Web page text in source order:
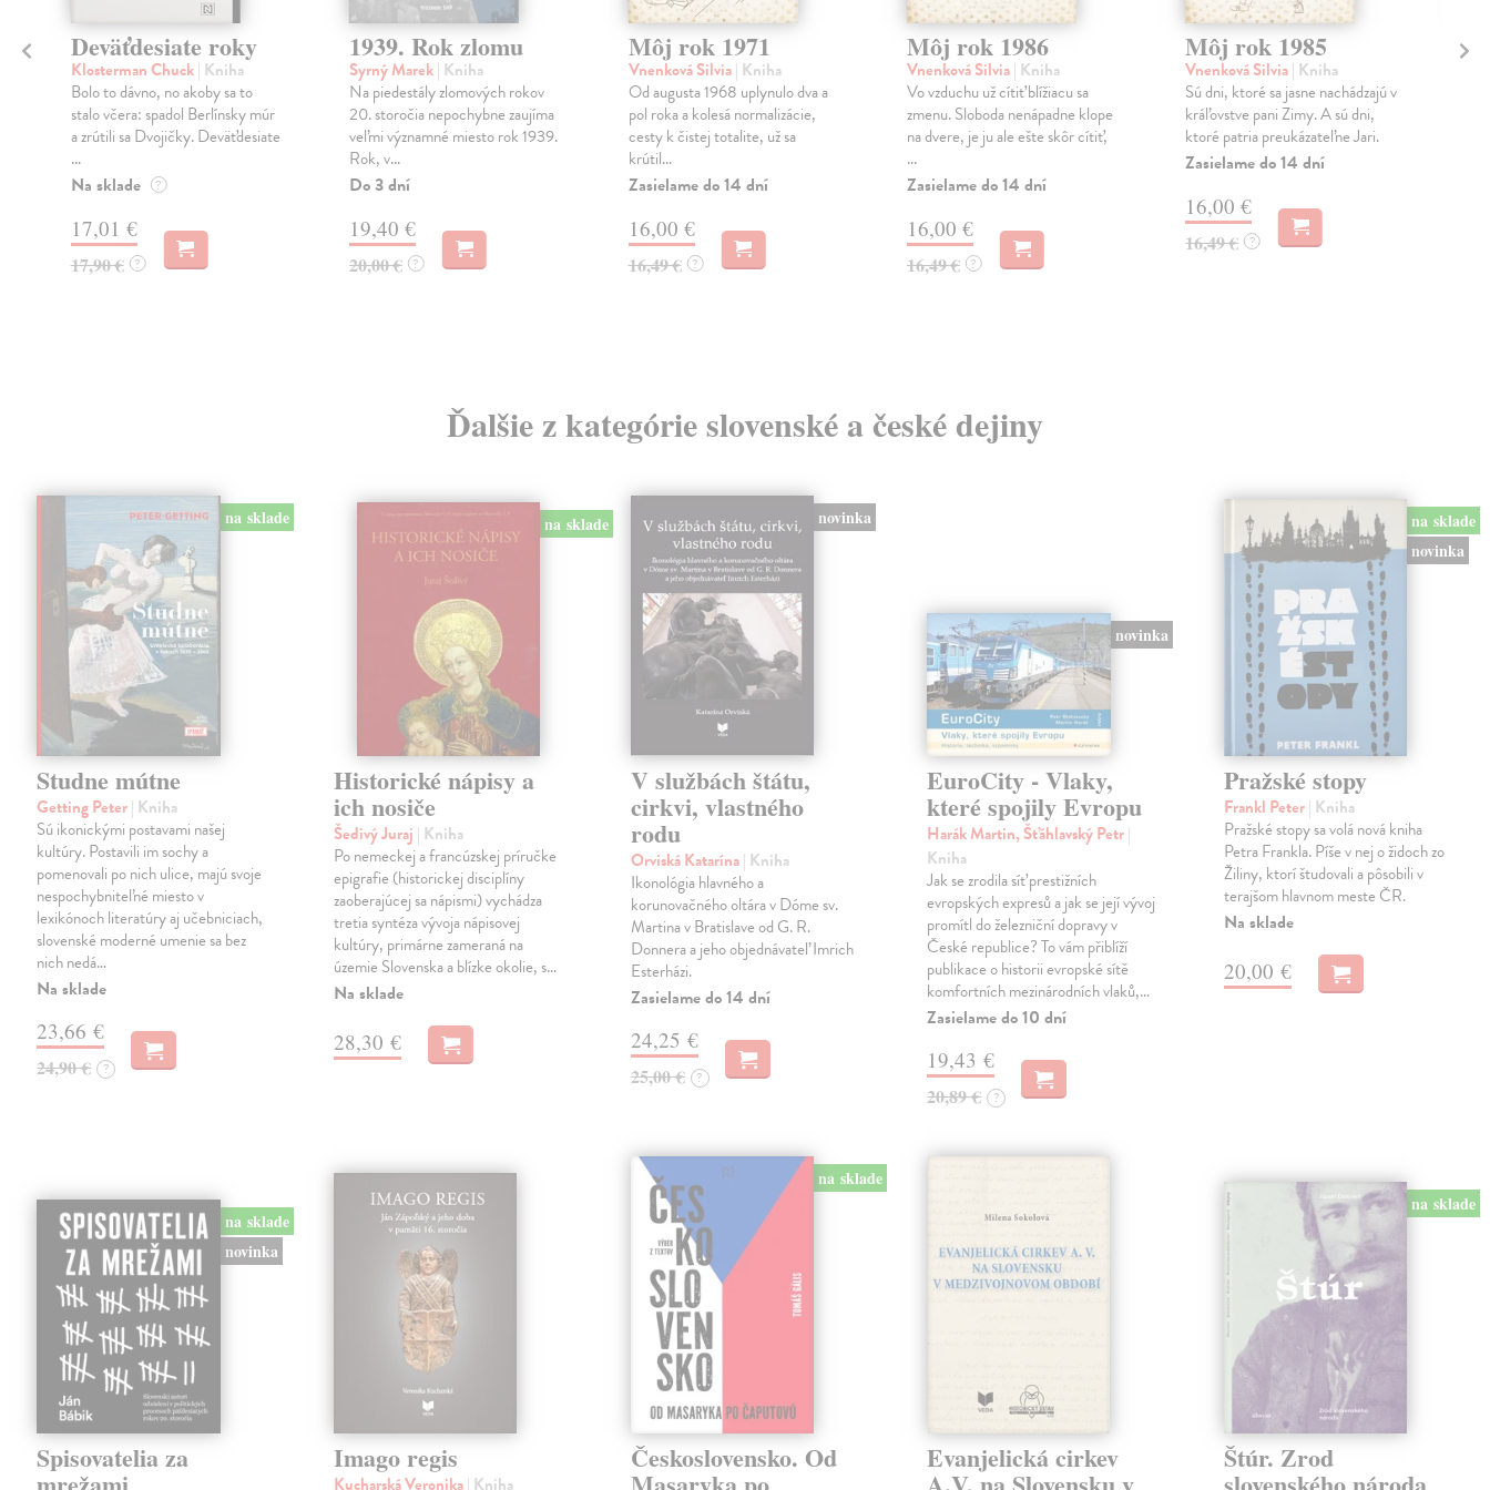
Deväťdesiate roky
Klosterman Chuck| Kniha
Bolo to dávno, no akoby sa to
stalo včera: spadol Berlínsky múr
a zrútili sa Dvojičky. Deväťdesiate
...
Na sklade ?
17,01 €
17,90 € ?
1939. Rok zlomu
Syrný Marek| Kniha
Na piedestály zlomových rokov
20. storočia nepochybne zaujíma
veľmi významné miesto rok 1939.
Rok, v...
Do 3 dní
19,40 €
20,00 € ?
Môj rok 1971
Vnenková Silvia| Kniha
Od augusta 1968 uplynulo dva a
pol roka a kolesá normalizácie,
cesty k čistej totalite, už sa
krútil...
Zasielame do 14 dní
16,00 €
16,49 € ?
Môj rok 1986
Vnenková Silvia| Kniha
Vo vzduchu už cítiť blížiacu sa
zmenu. Sloboda nenápadne klope
na dvere, je ju ale ešte skôr cítiť,
...
Zasielame do 14 dní
16,00 €
16,49 € ?
Môj rok 1985
Vnenková Silvia| Kniha
Sú dni, ktoré sa jasne nachádzajú v
kráľovstve pani Zimy. A sú dni,
ktoré patria preukázateľne Jari.
Zasielame do 14 dní
16,00 €
16,49 € ?
Ďalšie z kategórie slovenské a české dejiny
na sklade
Studne mútne
Getting Peter| Kniha
Sú ikonickými postavami našej
kultúry. Postavili im sochy a
pomenovali po nich ulice, majú svoje
nespochybniteľné miesto v
lexikónoch literatúry aj učebniciach,
slovenské moderné umenie sa bez
nich nedá…
Na sklade
23,66 €
24,90 € ?
na sklade
Historické nápisy a
ich nosiče
Šedivý Juraj | Kniha
Po nemeckej a francúzskej príručke
epigrafie (historickej disciplíny
zaoberajúcej sa nápismi) vychádza
tretia syntéza vývoja nápisovej
kultúry, primárne zameraná na
územie Slovenska a blízke okolie, s…
Na sklade
28,30 €
novinka
V službách štátu,
cirkvi, vlastného
rodu
Orviská Katarína| Kniha
Ikonológia hlavného a
korunovačného oltára v Dóme sv.
Martina v Bratislave od G. R.
Donnera a jeho objednávateľ Imrich
Esterházi.
Zasielame do 14 dní
24,25 €
25,00 € ?
novinka
EuroCity - Vlaky,
které spojily Evropu
Harák Martin, Šťáhlavský Petr|
Kniha
Jak se zrodila síť prestižních
evropských expresů a jak se její vývoj
promítl do železniční dopravy v
České republice? To vám přiblíží
publikace o historii evropské sítě
komfortních mezinárodních vlaků,…
Zasielame do 10 dní
19,43 €
20,89 € ?
na sklade
novinka
Pražské stopy
Frankl Peter| Kniha
Pražské stopy sa volá nová kniha
Petra Frankla. Píše v nej o židoch zo
Žiliny, ktorí študovali a pôsobili v
terajšom hlavnom meste ČR.
Na sklade
20,00 €
na sklade
novinka
Spisovatelia za Imago regis
Kucharská Veronika| Kniha
na sklade
Československo. Od Evanjelická cirkev
na sklade
Štúr. Zrod